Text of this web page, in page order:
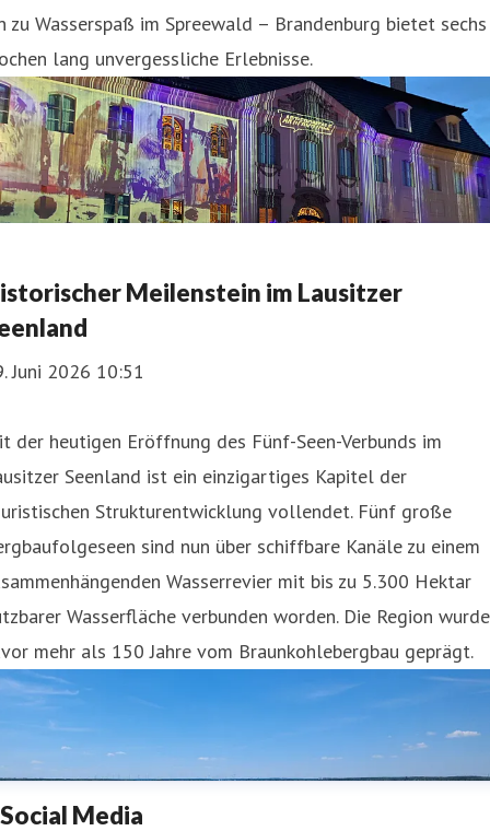
zu Wasserspaß im Spreewald – Brandenburg bietet sechs
lang unvergessliche Erlebnisse.
Meilenstein im Lausitzer
Juni 2026 10:51
der heutigen Eröffnung des Fünf-Seen-Verbunds im
Seenland ist ein einzigartiges Kapitel der
Strukturentwicklung vollendet. Fünf große
sind nun über schiffbare Kanäle zu einem
Wasserrevier mit bis zu 5.300 Hektar
Wasserfläche verbunden worden. Die Region wurde
mehr als 150 Jahre vom Braunkohlebergbau geprägt.
Social Media